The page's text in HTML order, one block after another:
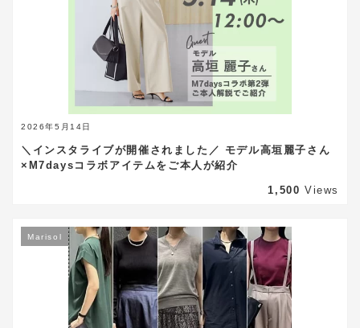
2026年5月14日
＼インスタライブが開催されました／ モデル高垣麗子さん
×M7daysコラボアイテムをご本人が紹介
1,500 Views
Marisol